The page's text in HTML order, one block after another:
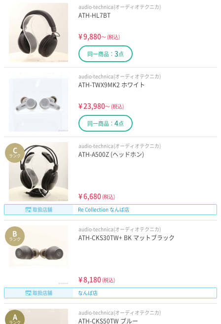
audio-technica(オーディオテクニカ)
ATH-HL7BT
¥9,880～ (税込)
同一商品： 3点
audio-technica(オーディオテクニカ)
ATH-TWX9MK2 ホワイト
¥23,980～ (税込)
同一商品： 4点
C
ランク
audio-technica(オーディオテクニカ)
ATH-A500Z (ヘッドホン)
¥6,680 (税込)
取扱店舗
Re Collection なんば店
B
ランク
audio-technica(オーディオテクニカ)
ATH-CKS30TW+ BK マットブラック
¥8,180 (税込)
取扱店舗
なんば店
A
ランク
audio-technica(オーディオテクニカ)
ATH-CKS50TW ブルー